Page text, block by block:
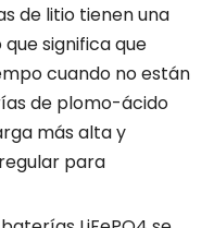
de litio tienen una
significa que
cuando no están
de plomo-ácido
más alta y
para